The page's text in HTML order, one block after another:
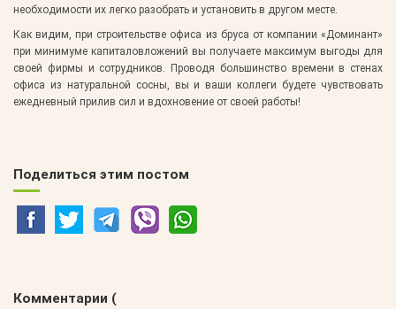
необходимости их легко разобрать и установить в другом месте.
Как видим, при строительстве офиса из бруса от компании «Доминант»
при минимуме капиталовложений вы получаете максимум выгоды для
своей фирмы и сотрудников. Проводя большинство времени в стенах
офиса из натуральной сосны, вы и ваши коллеги будете чувствовать
ежедневный прилив сил и вдохновение от своей работы!
Поделиться этим постом
Комментарии (